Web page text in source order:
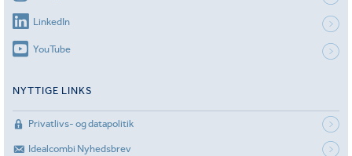
LinkedIn
YouTube
NYTTIGE LINKS
Privatlivs- og datapolitik
Idealcombi Nyhedsbrev